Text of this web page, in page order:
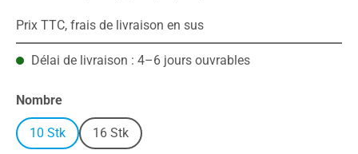
Prix TTC, frais de livraison en sus
Délai de livraison : 4–6 jours ouvrables
Sélectionnez
Nombre
10 Stk 16 Stk